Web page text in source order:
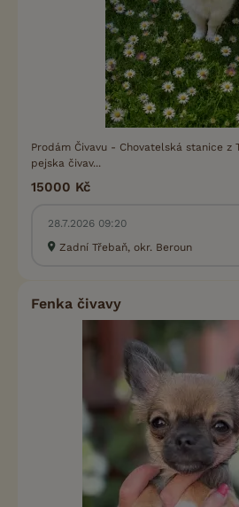
Prodám Čivavu - Chovatelská stanice z
pejska čivav...
15000 Kč
28.7.2026 09:20
Zadní Třebaň, okr. Beroun
Fenka čivavy